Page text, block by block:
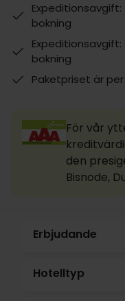
Expeditionsavgift:
bokning
Expeditionsavgift:
bokning
Paketpriset är
För vår
den
Bisnode,
Erbjudande
Hotelltyp